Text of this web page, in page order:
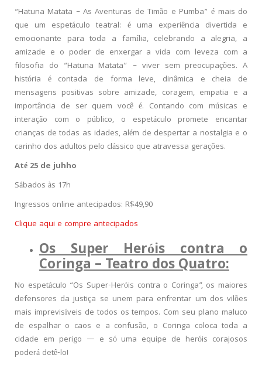
“Hatuna Matata – As Aventuras de Timão e Pumba” é mais do
que um espetáculo teatral: é uma experiência divertida e
emocionante para toda a família, celebrando a alegria, a
amizade e o poder de enxergar a vida com leveza com a
filosofia do “Hatuna Matata” – viver sem preocupações. A
história é contada de forma leve, dinâmica e cheia de
mensagens positivas sobre amizade, coragem, empatia e a
importância de ser quem você é. Contando com músicas e
interação com o público, o espetáculo promete encantar
crianças de todas as idades, além de despertar a nostalgia e o
carinho dos adultos pelo clássico que atravessa gerações.
Até 25 de juhho
Sábados às 17h
Ingressos online antecipados: R$49,90
Clique aqui e compre antecipados
Os Super Heróis contra o
Coringa – Teatro dos Quatro:
No espetáculo “Os Super-Heróis contra o Coringa”, os maiores
defensores da justiça se unem para enfrentar um dos vilões
mais imprevisíveis de todos os tempos. Com seu plano maluco
de espalhar o caos e a confusão, o Coringa coloca toda a
cidade em perigo — e só uma equipe de heróis corajosos
poderá detê-lo!